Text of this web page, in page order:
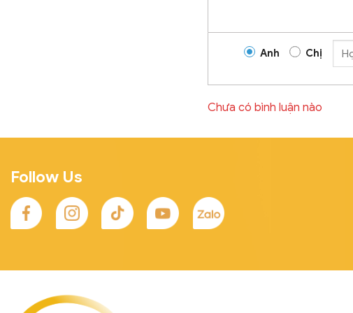
Anh Chị
Chưa có bình luận nào
Follow Us